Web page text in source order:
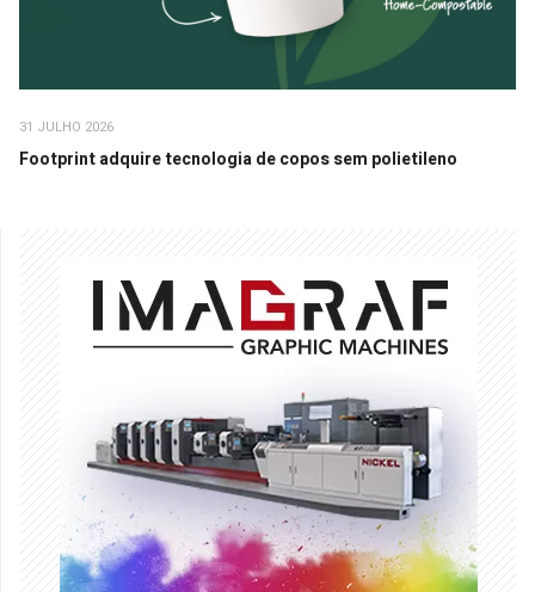
31 JULHO 2026
Footprint adquire tecnologia de copos sem polietileno